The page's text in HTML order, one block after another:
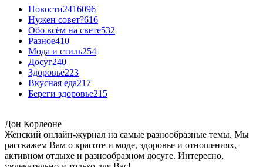
Новости2416096
Нужен совет?616
Обо всём на свете532
Разное410
Мода и стиль254
Досуг240
Здоровье223
Вкусная еда217
Береги здоровье215
Дон Корлеоне
Женский онлайн-журнал на самые разнообразные темы. Мы
расскажем Вам о красоте и моде, здоровье и отношениях,
активном отдыхе и разнообразном досуге. Интересно,